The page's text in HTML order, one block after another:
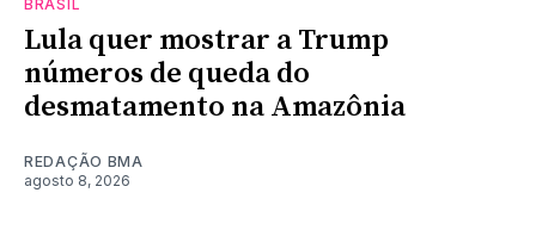
BRASIL
Lula quer mostrar a Trump
números de queda do
desmatamento na Amazônia
REDAÇÃO BMA
agosto 8, 2026